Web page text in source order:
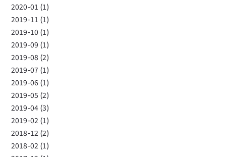
2020-01 (1)
2019-11 (1)
2019-10 (1)
2019-09 (1)
2019-08 (2)
2019-07 (1)
2019-06 (1)
2019-05 (2)
2019-04 (3)
2019-02 (1)
2018-12 (2)
2018-02 (1)